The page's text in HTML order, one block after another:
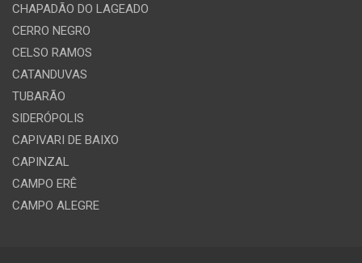
CHAPADÃO DO LAGEADO
CERRO NEGRO
CELSO RAMOS
CATANDUVAS
TUBARÃO
SIDERÓPOLIS
CAPIVARI DE BAIXO
CAPINZAL
CAMPO ERÊ
CAMPO ALEGRE